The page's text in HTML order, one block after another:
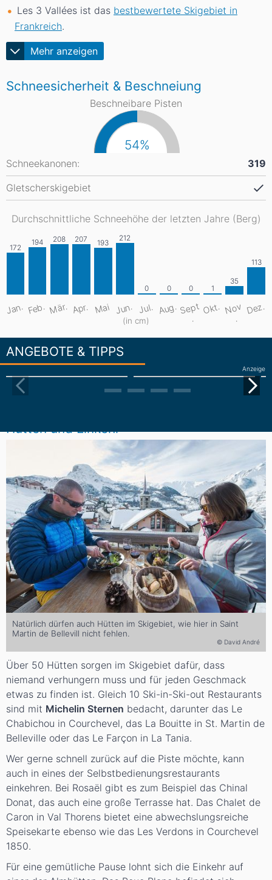
Mehr anzeigen
Les 3 Vallées ist das bestbewertete Skigebiet in
Frankreich.
Schneesicherheit & Beschneiung
Beschneibare Pisten
54%
Schneekanonen:
319
Gletscherskigebiet
Durchschnittliche Schneehöhe der letzten Jahre (Berg)
Jan. Feb. Mär. Apr. Mai Jun. Jul. Aug. S
e
pt
.
Okt. N
o
v
.
Dez.
(in cm)
ANGEBOTE & TIPPS
Anzeige
Hütten und Einkehr
Natürlich dürfen auch Hütten im Skigebiet, wie hier in Saint
Martin de Bellevill nicht fehlen.
© David André
Über 50 Hütten sorgen im Skigebiet dafür, dass
niemand verhungern muss und für jeden Geschmack
etwas zu finden ist. Gleich 10 Ski-in-Ski-out Restaurants
sind mit Michelin Sternen bedacht, darunter das Le
Chabichou in Courchevel, das La Bouitte in St. Martin de
Belleville oder das Le Farçon in La Tania.
Wer gerne schnell zurück auf die Piste möchte, kann
auch in eines der Selbstbedienungsrestaurants
einkehren. Bei Rosaël gibt es zum Beispiel das Chinal
Donat, das auch eine große Terrasse hat. Das Chalet de
Caron in Val Thorens bietet eine abwechslungsreiche
Speisekarte ebenso wie das Les Verdons in Courchevel
1850.
Für eine gemütliche Pause lohnt sich die Einkehr auf